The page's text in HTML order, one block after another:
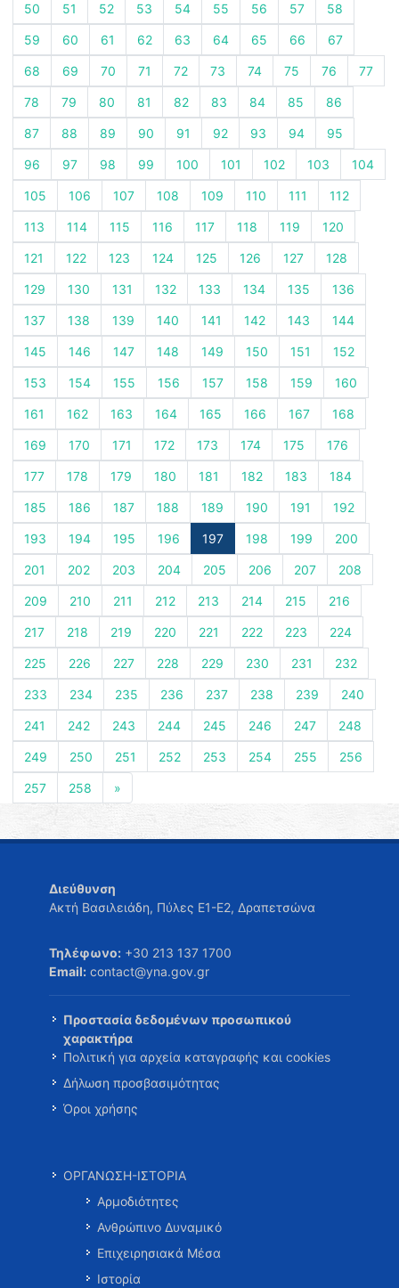
50 51 52 53 54 55 56 57 58
59 60 61 62 63 64 65 66 67
68 69 70 71 72 73 74 75 76 77
78 79 80 81 82 83 84 85 86
87 88 89 90 91 92 93 94 95
96 97 98 99 100 101 102 103 104
105 106 107 108 109 110 111 112
113 114 115 116 117 118 119 120
121 122 123 124 125 126 127 128
129 130 131 132 133 134 135 136
137 138 139 140 141 142 143 144
145 146 147 148 149 150 151 152
153 154 155 156 157 158 159 160
161 162 163 164 165 166 167 168
169 170 171 172 173 174 175 176
177 178 179 180 181 182 183 184
185 186 187 188 189 190 191 192
193 194 195 196 197 198 199 200
201 202 203 204 205 206 207 208
209 210 211 212 213 214 215 216
217 218 219 220 221 222 223 224
225 226 227 228 229 230 231 232
233 234 235 236 237 238 239 240
241 242 243 244 245 246 247 248
249 250 251 252 253 254 255 256
257 258 »
Διεύθυνση
Ακτή Βασιλειάδη, Πύλες Ε1-Ε2, Δραπετσώνα
Τηλέφωνο: +30 213 137 1700
Email: contact@yna.gov.gr
Προστασία δεδομένων προσωπικού
χαρακτήρα
Πολιτική για αρχεία καταγραφής και cookies
Δήλωση προσβασιμότητας
Όροι χρήσης
ΟΡΓΑΝΩΣΗ-ΙΣΤΟΡΙΑ
Αρμοδιότητες
Ανθρώπινο Δυναμικό
Επιχειρησιακά Μέσα
Ιστορία